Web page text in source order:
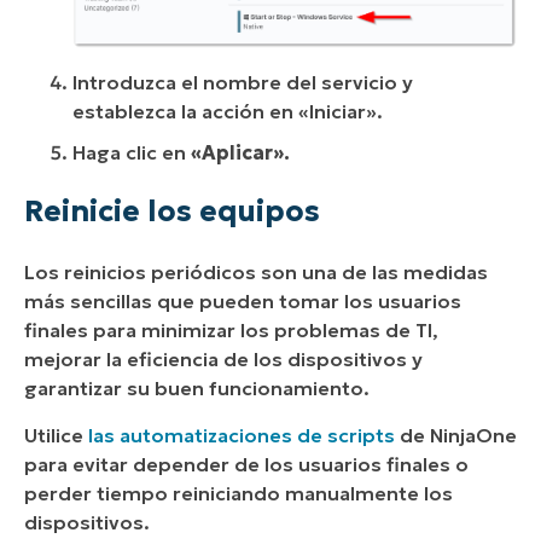
Introduzca el nombre del servicio y
establezca la acción en «Iniciar».
Haga clic en «Aplicar».
Reinicie los equipos
Los reinicios periódicos son una de las medidas
más sencillas que pueden tomar los usuarios
finales para minimizar los problemas de TI,
mejorar la eficiencia de los dispositivos y
garantizar su buen funcionamiento.
Utilice las automatizaciones de scripts de NinjaOne
para evitar depender de los usuarios finales o
perder tiempo reiniciando manualmente los
dispositivos.